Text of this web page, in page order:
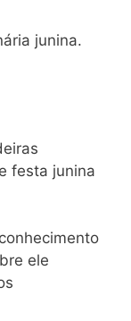
junina.
festa junina
ele